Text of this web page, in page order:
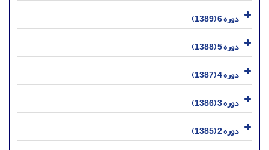
دوره 6 (1389)
دوره 5 (1388)
دوره 4 (1387)
دوره 3 (1386)
دوره 2 (1385)